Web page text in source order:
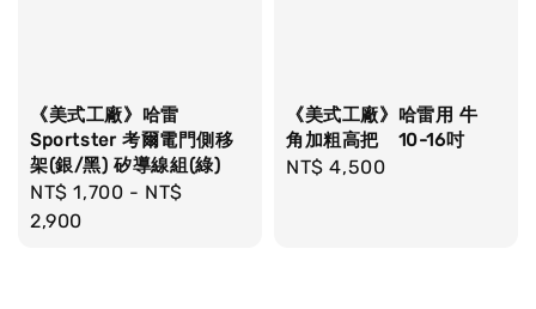
《美式工廠》哈雷
Sportster 考爾電門側移
架(銀/黑) 矽導線組(綠)
Regular
price
NT$ 1,700 - NT$
2,900
《美式工廠》哈雷用 牛
角加粗高把 10-16吋
Regular
NT$ 4,500